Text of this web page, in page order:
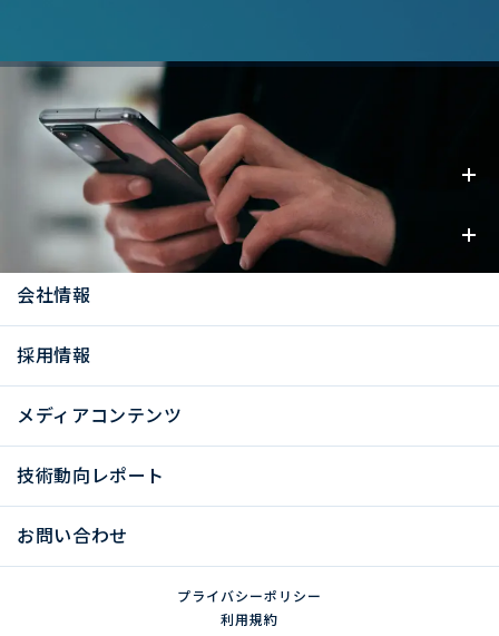
事業内容
お知らせ
会社情報
採用情報
メディアコンテンツ
技術動向レポート
お問い合わせ
プライバシーポリシー
利用規約